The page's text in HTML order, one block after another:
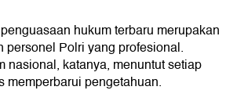
hukum terbaru merupakan
personel Polri yang profesional.
nasional, katanya, menuntut setiap
memperbarui pengetahuan.